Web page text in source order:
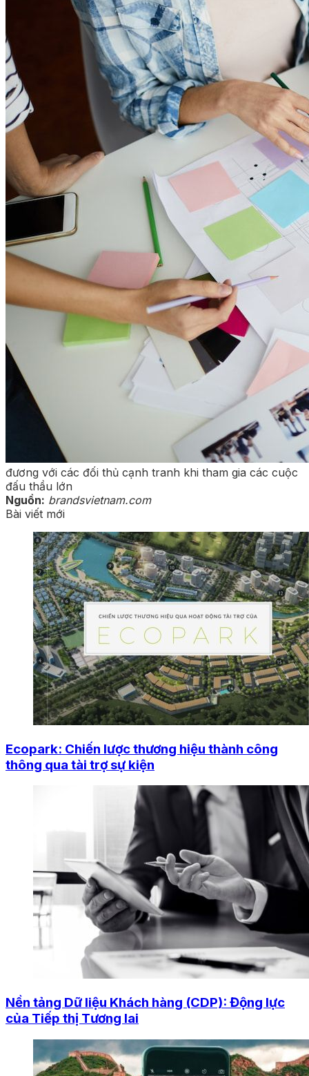
đương với các đối thủ cạnh tranh khi tham gia các cuộc
đấu thầu lớn
Nguồn: brandsvietnam.com
Bài viết mới
Ecopark: Chiến lược thương hiệu thành công
thông qua tài trợ sự kiện
Nền tảng Dữ liệu Khách hàng (CDP): Động lực
của Tiếp thị Tương lai